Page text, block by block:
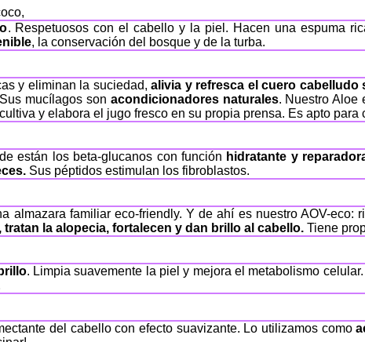
. Respetuosos con el cabello y la piel. Hacen una espuma
, la conservación del bosque y de la turba.
y eliminan la suciedad,alivia y refresca el cuero cabelludo
mucílagos son acondicionadores naturales. Nuestro Aloe
y elabora el jugo fresco en su propia prensa. Es apto para
están los beta-glucanos con función hidratante y
Sus péptidos estimulan los fibroblastos.
almazara familiar eco-friendly. Y de ahí es nuestro AOV-
la alopecia, fortalecen y dan brillo al cabello. Tiene
. Limpia suavemente la piel y mejora el metabolismo
del cabello con efecto suavizante. Lo utilizamos como